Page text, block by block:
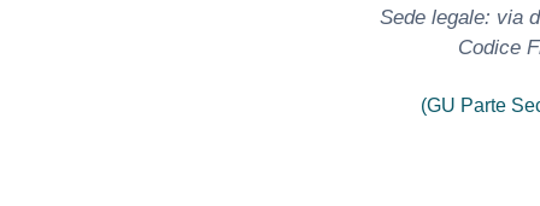
Sede legale: via
Codice
(GU Parte